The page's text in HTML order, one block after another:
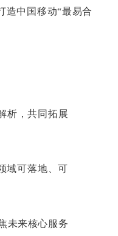
造中国移动“最易合
析，共同拓展
域可落地、可
未来核心服务